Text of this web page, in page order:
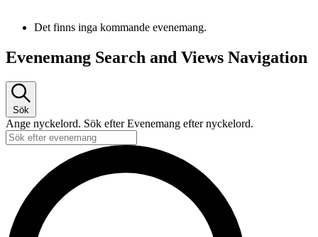
Det finns inga kommande evenemang.
Evenemang Search and Views Navigation
Sök
Ange nyckelord. Sök efter Evenemang efter nyckelord.